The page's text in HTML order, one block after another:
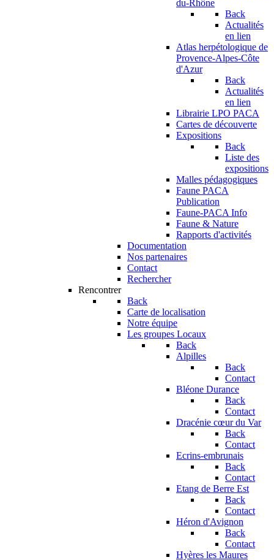
du-Rhône
Back
Actualités
en lien
Atlas herpétologique de
Provence-Alpes-Côte
d'Azur
Back
Actualités
en lien
Librairie LPO PACA
Cartes de découverte
Expositions
Back
Liste des
expositions
Malles pédagogiques
Faune PACA
Publication
Faune-PACA Info
Faune & Nature
Rapports d'activités
Documentation
Nos partenaires
Contact
Rechercher
Rencontrer
Back
Carte de localisation
Notre équipe
Les groupes Locaux
Back
Alpilles
Back
Contact
Bléone Durance
Back
Contact
Dracénie cœur du Var
Back
Contact
Ecrins-embrunais
Back
Contact
Etang de Berre Est
Back
Contact
Héron d'Avignon
Back
Contact
Hyères les Maures